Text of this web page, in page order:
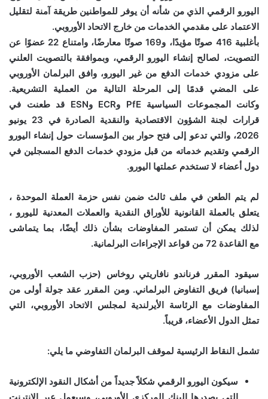
اليورو الرقمي الذي من شأنه أن يوفر للمواطنين طريقة آمنة لتقليل
الاعتماد على مقدمي الخدمات من خارج الاتحاد الأوروبي.
بأغلبية 416 صوتًا مؤيدًا، و169 صوتًا معارضًا، وامتناع 22 عضوًا عن
التصويت، لصالح إنشاء اليورو الرقمي، وبموافقة بالتصويت العلني
على مزودي خدمات الدفع من غير اليورو، وافق البرلمان الأوروبي
على المضي قدمًا إلى المرحلة التالية من العملية التشريعية.
وكانت
المجموعات السياسية PfE وECR وESN
قد طعنت في
قرارات لجنة الشؤون الاقتصادية والنقدية الصادرة في 23 يونيو
2026، والتي تدعو إلى فتح حوار بين المؤسسات حول
إنشاء اليورو
الرقمي وتقديمخدماته من قبل مزودي خدمات الدفع المسجلين في
دول أعضاء لا تستخدم عملتها اليورو.
لم يتم الطعن في ملف ثالث ضمن نفسحزمة العملة الموحدة ،
يتعلقبالعملة القانونية للأوراق النقدية والعملات المعدنية لليورو ،
لذلك يمكن أن تستمر المفاوضات بشأن ذلك أيضًا، بما يتماشى
مع القاعدة 72 من قواعد الإجراءات البرلمانية .
سيقود المقررفرناندو نافاريتي روخاس (حزب الشعب الأوروبي،
إسبانيا) فريق التفاوض البرلماني. ومن المقرر عقد جولة أولى من
المفاوضات مع الرئاسة الأيرلندية لمجلس الاتحاد الأوروبي، التي
تمثل الدول الأعضاء، قريباً.
تشمل النقاط الرئيسية لموقف البرلمان التفاوضي ما يلي:
سيكون اليورو الرقمي شكلاً جديداً من أشكال النقود الإلكترونية